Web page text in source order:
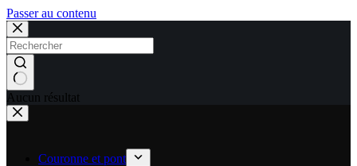
Passer au contenu
Aucun résultat
Couronne et pont